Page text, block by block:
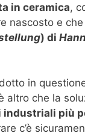
in ceramica,
nascosto e
) di
in
altro che la
industriali più
c’è